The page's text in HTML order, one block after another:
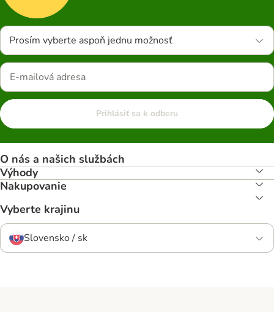
Prosím vyberte aspoň jednu možnosť
Prihlásiť sa k odberu
O nás a našich službách
Výhody
Nakupovanie
Vyberte krajinu
Slovensko / sk